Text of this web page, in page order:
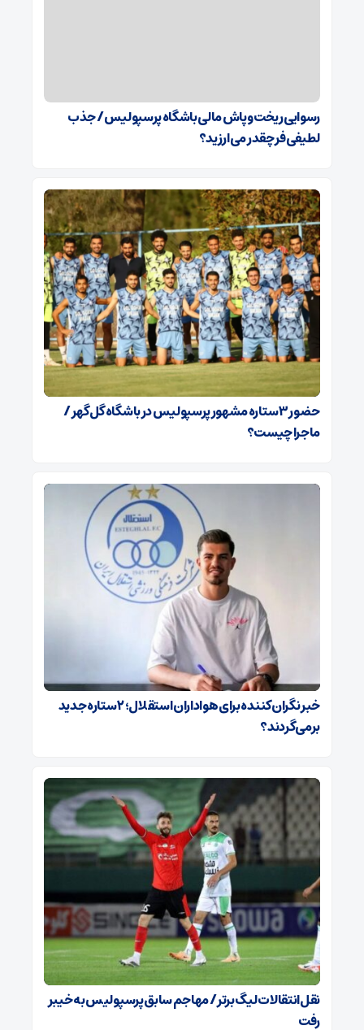
رسوایی ریخت‌وپاش مالی باشگاه پرسپولیس/ جذب
لطیفی‌فر چقدر می‌ارزید؟
حضور ۳ ستاره مشهور پرسپولیس در باشگاه گل‌گهر /
ماجرا چیست؟
خبر نگران‌کننده برای هواداران استقلال؛ ۲ ستاره جدید
برمی‌گردند؟
نقل‌انتقالات لیگ برتر / مهاجم سابق پرسپولیس به خیبر
رفت